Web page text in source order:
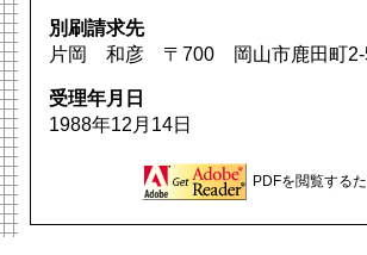
別刷請求先
片岡 和彦 〒700 岡山市鹿田町2-
受理年月日
1988年12月14日
PDFを閲覧する